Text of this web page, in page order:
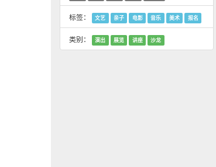
标签： 文艺 亲子 电影 音乐 美术 报名
类别： 演出 展览 讲座 沙龙